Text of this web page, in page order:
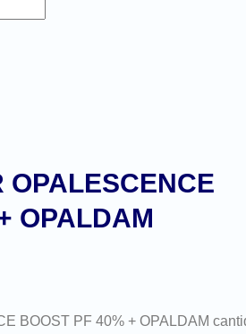
OPALDAM
BOOST PF 40% + OPALDAM